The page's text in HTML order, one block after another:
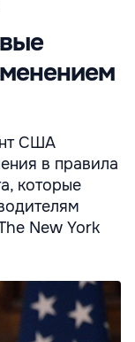
США
в правила
которые
New York